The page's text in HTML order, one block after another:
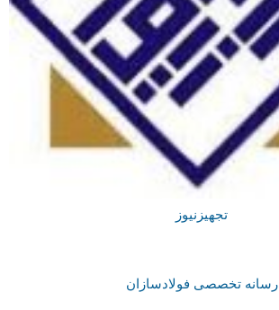
تجهیزنیوز
رسانه تخصصی فولادسازان